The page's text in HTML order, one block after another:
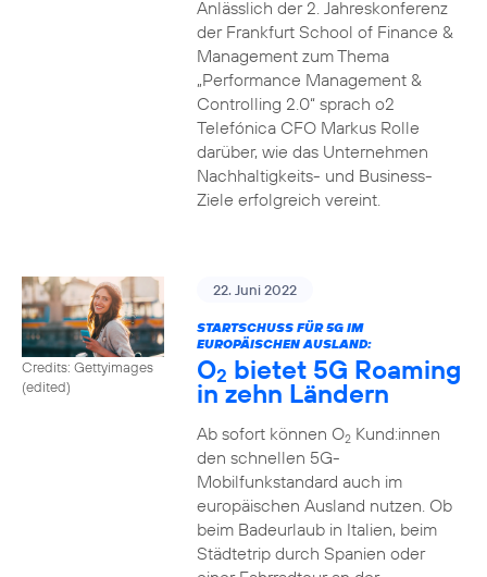
Anlässlich der 2. Jahreskonferenz
der Frankfurt School of Finance &
Management zum Thema
„Performance Management &
Controlling 2.0“ sprach o2
Telefónica CFO Markus Rolle
darüber, wie das Unternehmen
Nachhaltigkeits- und Business-
Ziele erfolgreich vereint.
Credits: Gettyimages
(edited)
22. Juni 2022
STARTSCHUSS FÜR 5G IM
EUROPÄISCHEN AUSLAND:
O2 bietet 5G Roaming
in zehn Ländern
Ab sofort können O2Kund:innen
den schnellen 5G-
Mobilfunkstandard auch im
europäischen Ausland nutzen. Ob
beim Badeurlaub in Italien, beim
Städtetrip durch Spanien oder